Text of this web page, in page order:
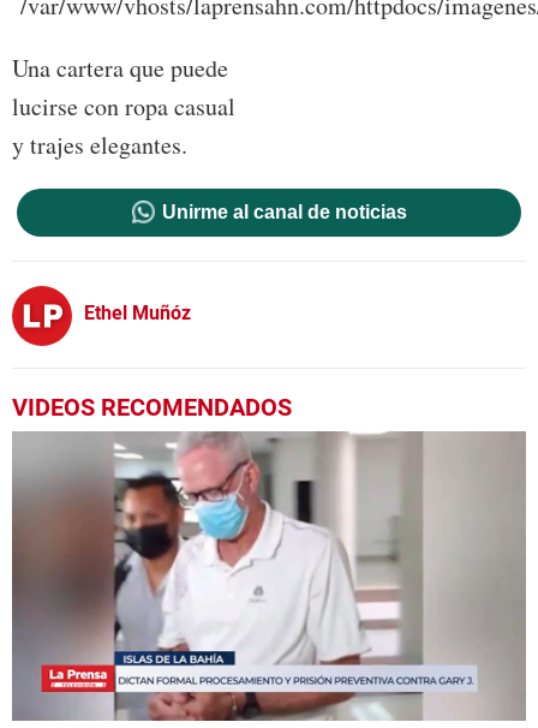
Una cartera que puede
lucirse con ropa casual
y trajes elegantes.
Unirme al canal de noticias
Ethel Muñóz
VIDEOS RECOMENDADOS